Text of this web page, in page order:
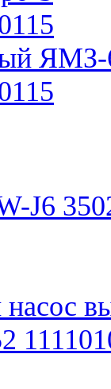
J6